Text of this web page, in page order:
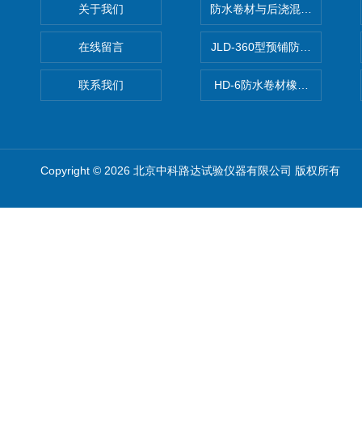
关于我们
在线留言
联系我们
防水卷材与后浇混凝土剥离强
JLD-360型预铺防水卷材抗冲
HD-6防水卷材橡胶测厚仪
Copyright © 2026 北京中科路达试验仪器有限公司 版权所有